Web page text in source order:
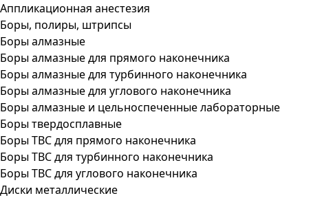
Аппликационная анестезия
Боры, полиры, штрипсы
Боры алмазные
Боры алмазные для прямого наконечника
Боры алмазные для турбинного наконечника
Боры алмазные для углового наконечника
Боры алмазные и цельноспеченные лабораторные
Боры твердосплавные
Боры ТВС для прямого наконечника
Боры ТВС для турбинного наконечника
Боры ТВС для углового наконечника
Диски металлические